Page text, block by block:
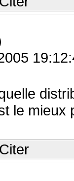
le
Citer